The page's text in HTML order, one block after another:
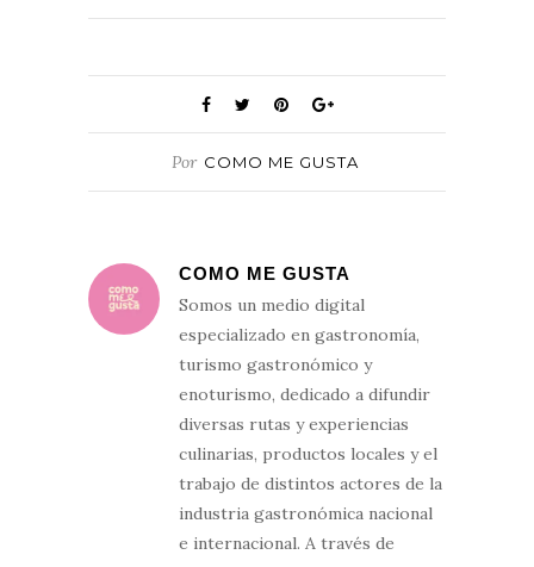
Por COMO ME GUSTA
COMO ME GUSTA
Somos un medio digital
especializado en gastronomía,
turismo gastronómico y
enoturismo, dedicado a difundir
diversas rutas y experiencias
culinarias, productos locales y el
trabajo de distintos actores de la
industria gastronómica nacional
e internacional. A través de